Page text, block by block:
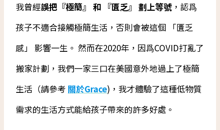
我曾經誤把『極簡』 和 『匱乏』 劃上等號 ，認爲
孩子不適合接觸極簡生活，否則會被這個 「匱乏
感」 影響一生。 然而在2020年，因爲COVID打亂了
搬家計劃，我們一家三口在美國意外地過上了極簡
生活（請參考 關於Grace)，我才體驗了這種低物質
需求的生活方式能給孩子帶來的許多好處。